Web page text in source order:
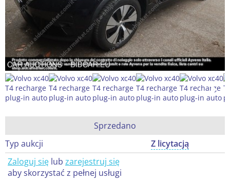
Sprzedano
Typ aukcji
Z licytacją
Zaloguj się lub zarejestruj się
aby skorzystać z pełnej usługi